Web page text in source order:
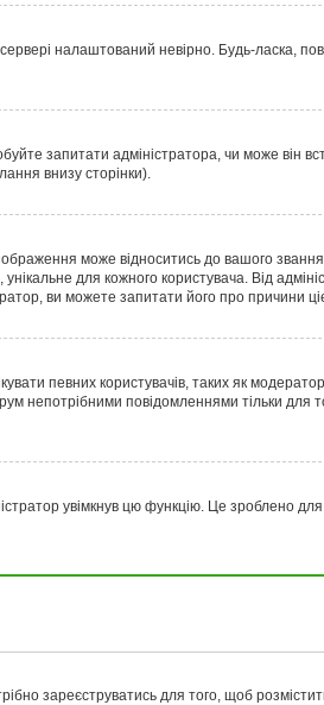
налаштований невірно. Будь-ласка,
запитати адміністратора, чи може він
внизу сторінки).
може відноситись до вашого звання,
для кожного користувача. Від
ви можете запитати його про причини
певних користувачів, таких як
непотрібними повідомленнями тільки для
увімкнув цю функцію. Це зроблено
зареєструватись для того, щоб